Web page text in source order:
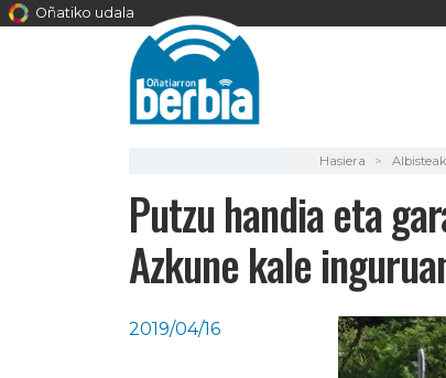
Oñatiko udala
Hasiera Albisteak
Putzu handia eta
Azkune kale
2019/04/16